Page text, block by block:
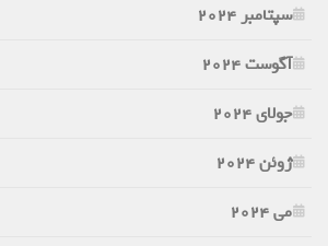
سپتامبر 2024
آگوست 2024
جولای 2024
ژوئن 2024
می 2024